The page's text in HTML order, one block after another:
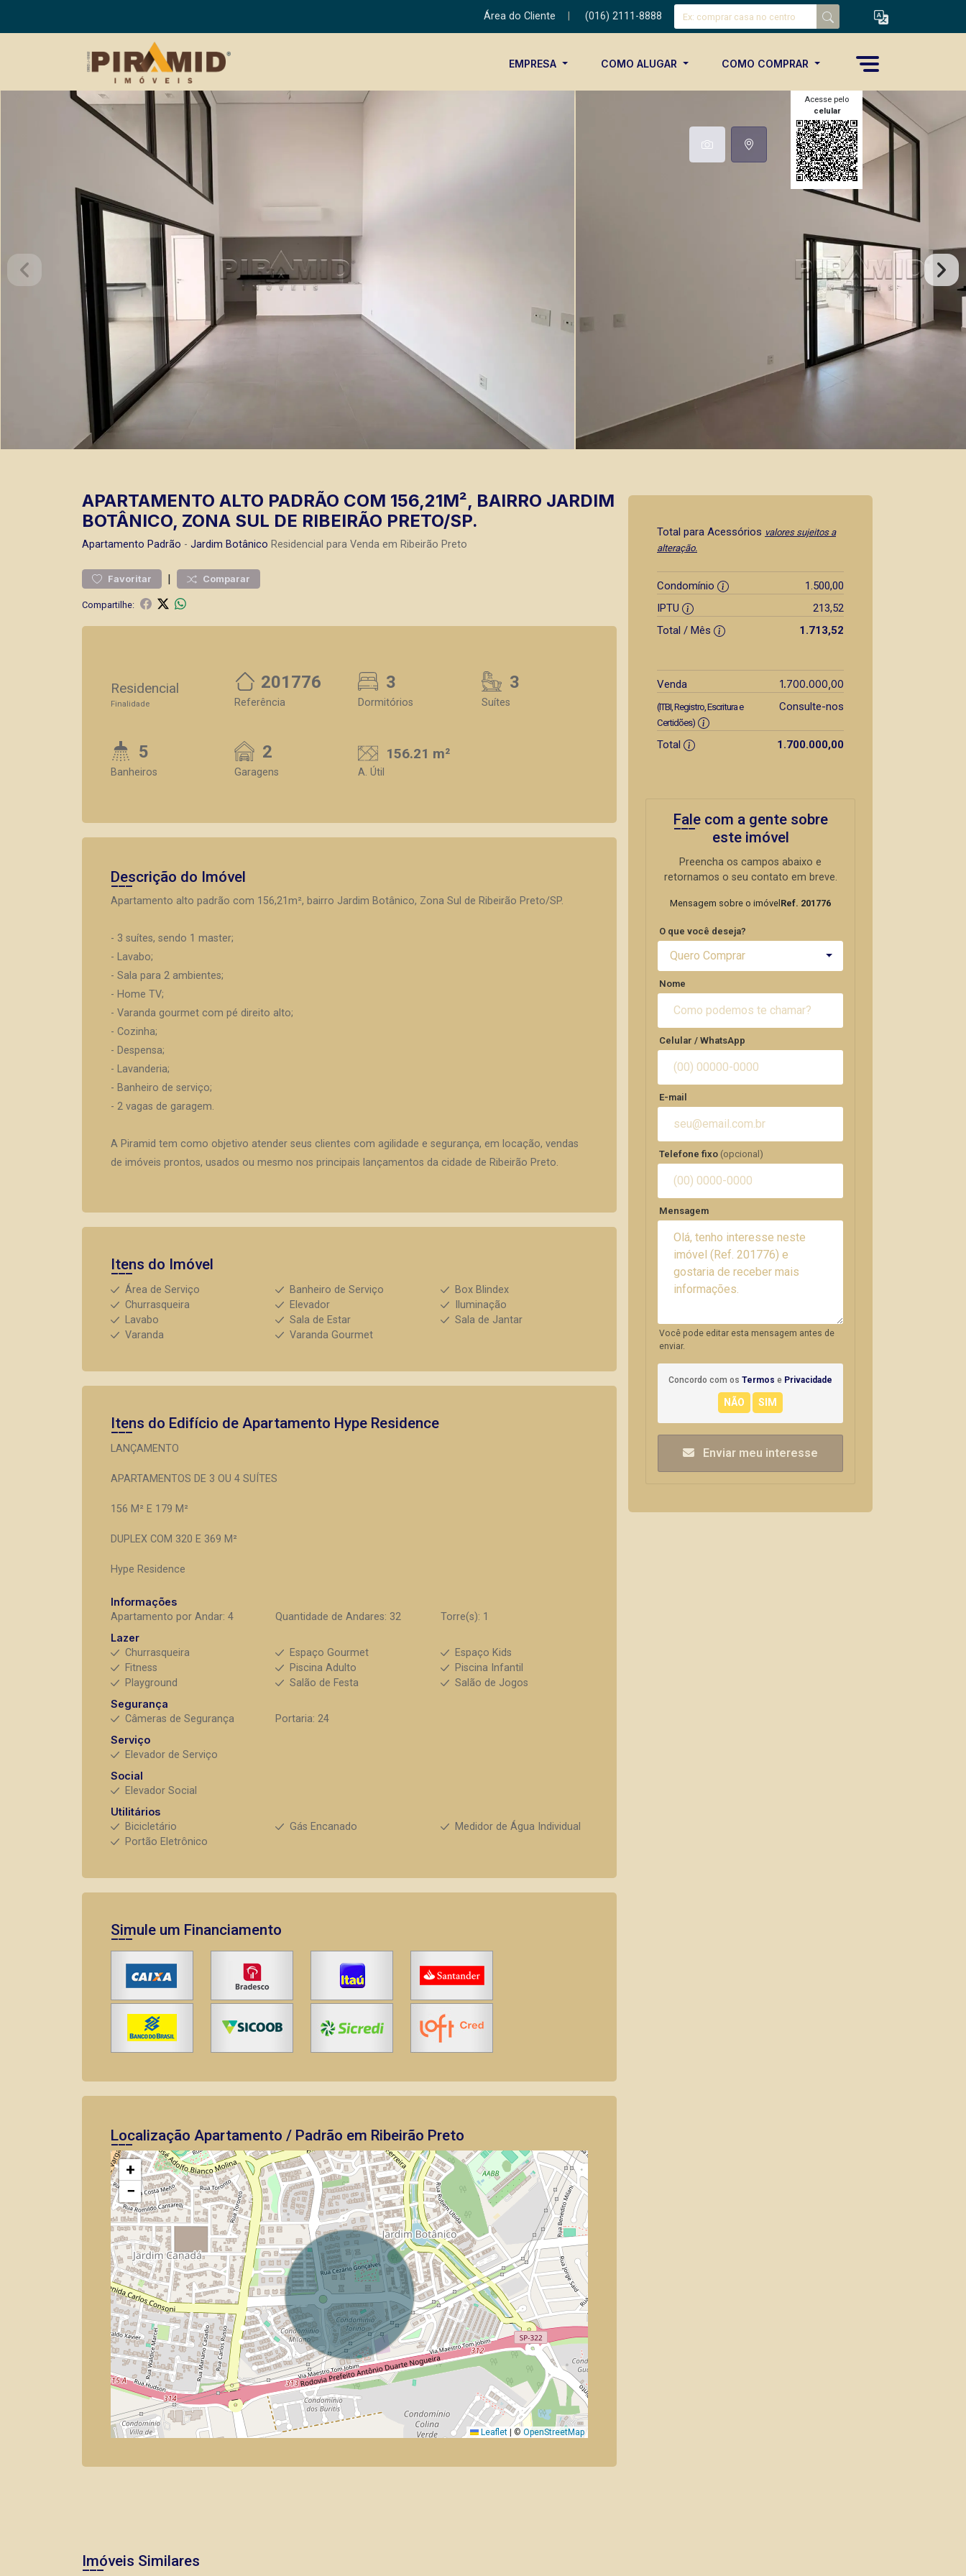
Área do Cliente (016) 2111-8888
EMPRESA COMO ALUGAR COMO COMPRAR
Acesse pelo
celular
APARTAMENTO ALTO PADRÃO COM 156,21M², BAIRRO JARDIM
BOTÂNICO, ZONA SUL DE RIBEIRÃO PRETO/SP.
Apartamento Padrão - Jardim Botânico Residencial para Venda em Ribeirão Preto
Favoritar | Comparar
Compartilhe:
Residencial
Finalidade
201776
Referência
3
Dormitórios
3
Suítes
5
Banheiros
2
Garagens
156.21 m²
A. Útil
Descrição do Imóvel
Apartamento alto padrão com 156,21m², bairro Jardim Botânico, Zona Sul de Ribeirão Preto/SP.
- 3 suítes, sendo 1 master;
- Lavabo;
- Sala para 2 ambientes;
- Home TV;
- Varanda gourmet com pé direito alto;
- Cozinha;
- Despensa;
- Lavanderia;
- Banheiro de serviço;
- 2 vagas de garagem.
A Piramid tem como objetivo atender seus clientes com agilidade e segurança, em locação, vendas
de imóveis prontos, usados ou mesmo nos principais lançamentos da cidade de Ribeirão Preto.
Itens do Imóvel
Área de Serviço Banheiro de Serviço
Box Blindex
Churrasqueira
Elevador
Iluminação
Lavabo
Sala de Estar
Sala de Jantar
Varanda
Varanda Gourmet
Itens do Edifício de Apartamento Hype Residence
LANÇAMENTO
APARTAMENTOS DE 3 OU 4 SUÍTES
156 M² E 179 M²
DUPLEX COM 320 E 369 M²
Hype Residence
Informações
Apartamento por Andar: 4
Quantidade de Andares: 32
Torre(s): 1
Lazer
Churrasqueira
Espaço Gourmet
Espaço Kids
Fitness
Piscina Adulto
Piscina Infantil
Playground
Salão de Festa
Salão de Jogos
Segurança
Câmeras de Segurança
Portaria: 24
Serviço
Elevador de Serviço
Social
Elevador Social
Utilitários
Bicicletário
Gás Encanado
Medidor de Água Individual
Portão Eletrônico
Simule um Financiamento
Localização Apartamento / Padrão em Ribeirão Preto
+
−
Leaflet © OpenStreetMap
Total para Acessórios valores sujeitos a
alteração.
Condomínio
1.500,00
IPTU
213,52
Total / Mês
1.713,52
Venda 1.700.000,00
(ITBI, Registro, Escritura e
Certidões)
Consulte-nos
Total 1.700.000,00
Fale com a gente sobre
este imóvel
Preencha os campos abaixo e
retornamos o seu contato em breve.
Mensagem sobre o imóvel Ref. 201776
O que você deseja?
Quero Comprar
Nome
Celular / WhatsApp
E-mail
Telefone fixo (opcional)
Mensagem
Você pode editar esta mensagem antes de
enviar.
Concordo com os Termos e Privacidade
Enviar meu interesse
Imóveis Similares